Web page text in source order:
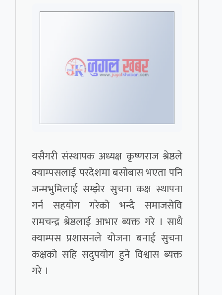
यसैगरी संस्थापक अध्यक्ष कृष्णराज श्रेष्ठले
क्याम्पसलाई परदेशमा बसोबास भएता पनि
जन्मभुमिलाई सम्झेर सुचना कक्ष स्थापना
गर्न सहयोग गरेको भन्दै समाजसेवि
रामचन्द्र श्रेष्ठलाई आभार ब्यक्त गरे । साथै
क्याम्पस प्रशासनले योजना बनाई सुचना
कक्षको सहि सदुपयोग हुने विश्वास ब्यक्त
गरे ।